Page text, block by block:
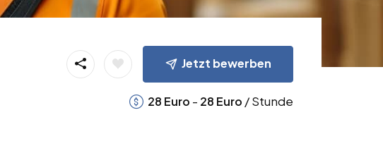
Jetzt bewerben
28 Euro - 28 Euro / Stunde